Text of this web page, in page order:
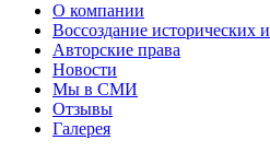
О компании
Воссоздание исторических
Авторские права
Новости
Мы в СМИ
Отзывы
Галерея